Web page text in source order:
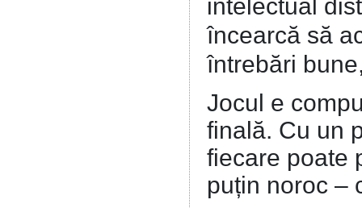
intelectual
încearcă să
întrebări
Jocul e
finală. Cu un
fiecare poate
puțin noroc –